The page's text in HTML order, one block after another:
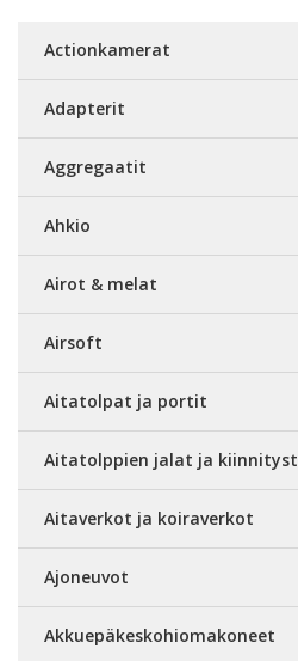
Actionkamerat
Adapterit
Aggregaatit
Ahkio
Airot & melat
Airsoft
Aitatolpat ja portit
Aitatolppien jalat ja
Aitaverkot ja koiraverkot
Ajoneuvot
Akkuepäkeskohiomakoneet